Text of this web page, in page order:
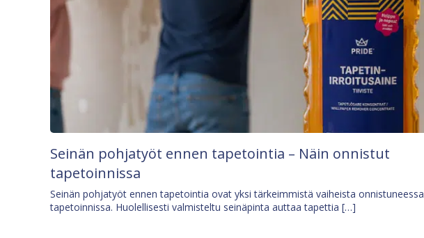
Seinän pohjatyöt ennen tapetointia – Näin onnistut
tapetoinnissa
Seinän pohjatyöt ennen tapetointia ovat yksi tärkeimmistä vaiheista onnistuneessa
tapetoinnissa. Huolellisesti valmisteltu seinäpinta auttaa tapettia […]